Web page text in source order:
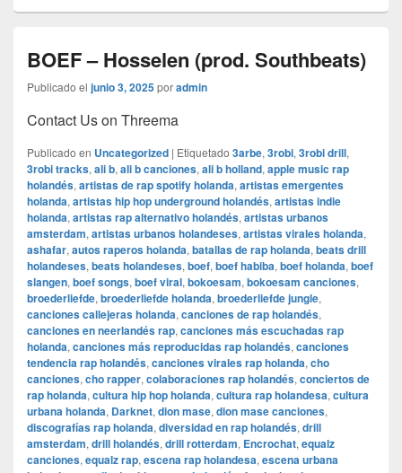
BOEF – Hosselen (prod. Southbeats)
Publicado el junio 3, 2025poradmin
Contact Us on Threema
Publicado en Uncategorized | Etiquetado 3arbe, 3robi, 3robi drill,
3robi tracks, ali b, ali b canciones, ali b holland, apple music rap
holandés, artistas de rap spotify holanda, artistas emergentes
holanda, artistas hip hop underground holandés, artistas indie
holanda, artistas rap alternativo holandés, artistas urbanos
amsterdam, artistas urbanos holandeses, artistas virales holanda,
ashafar, autos raperos holanda, batallas de rap holanda, beats drill
holandeses, beats holandeses, boef, boef habiba, boef holanda, boef
slangen, boef songs, boef viral, bokoesam, bokoesam canciones,
broederliefde, broederliefde holanda, broederliefde jungle,
canciones callejeras holanda, canciones de rap holandés,
canciones en neerlandés rap, canciones más escuchadas rap
holanda, canciones más reproducidas rap holandés, canciones
tendencia rap holandés, canciones virales rap holanda, cho
canciones, cho rapper, colaboraciones rap holandés, conciertos de
rap holanda, cultura hip hop holanda, cultura rap holandesa, cultura
urbana holanda, Darknet, dion mase, dion mase canciones,
discografías rap holanda, diversidad en rap holandés, drill
amsterdam, drill holandés, drill rotterdam, Encrochat, equalz
canciones, equalz rap, escena rap holandesa, escena urbana